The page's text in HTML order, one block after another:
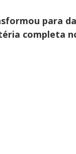
para
completa